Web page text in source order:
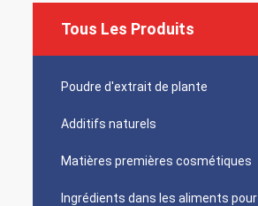
Tous Les Produits
Poudre d'extrait de plante
Additifs naturels
Matières premières cosmétiques
Ingrédients dans les aliments pour